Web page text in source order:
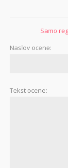
Samo
Naslov ocene:
Tekst ocene: